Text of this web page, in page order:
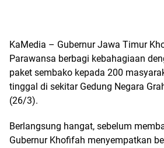
KaMedia – Gubernur Jawa Timur
Parawansa berbagi kebahagiaan
paket sembako kepada 200
tinggal di sekitar Gedung Negara
(26/3).
Berlangsung hangat, sebelum
Gubernur Khofifah menyempatkan